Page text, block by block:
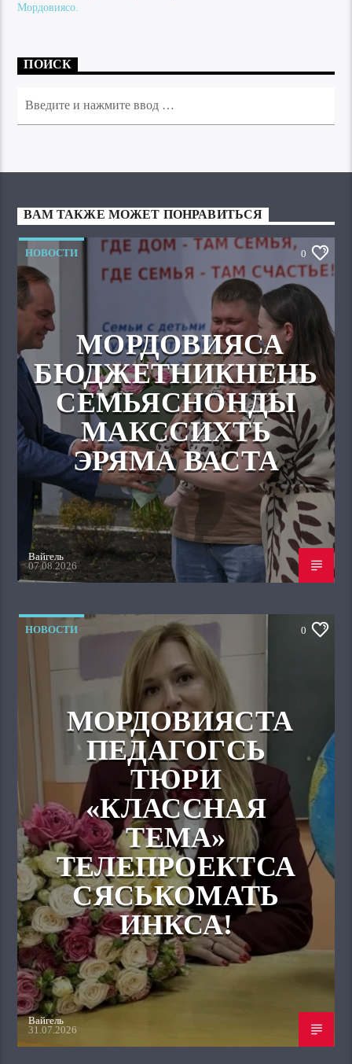
Мордовиясо.
ПОИСК
ВАМ ТАКЖЕ МОЖЕТ ПОНРАВИТЬСЯ
НОВОСТИ 0
МОРДОВИЯСА
БЮДЖЕТНИКНЕНЬ
СЕМЬЯСНОНДЫ
МАКССИХТЬ
ЭРЯМА ВАСТА
Вайгель
07.08.2026
НОВОСТИ 0
МОРДОВИЯСТА
ПЕДАГОГСЬ
ТЮРИ
«КЛАССНАЯ
ТЕМА»
ТЕЛЕПРОЕКТСА
СЯСЬКОМАТЬ
ИНКСА!
Вайгель
31.07.2026